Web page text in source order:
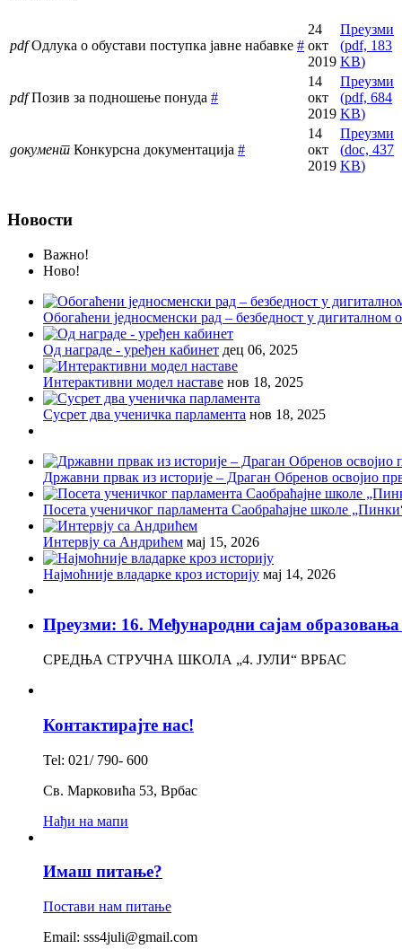
pdf Одлука о обустави поступка јавне набавке #
24
окт
2019
Преузми
(pdf, 183
KB)
pdf Позив за подношење понуда #
14
окт
2019
Преузми
(pdf, 684
KB)
документ Конкурсна документација #
14
окт
2019
Преузми
(doc, 437
KB)
Новости
Важно!
Ново!
Обогаћени једносменски рад – безбедност у дигиталном
Од награде - уређен кабинет дец 06, 2025
Интерактивни модел наставе нов 18, 2025
Сусрет два ученичка парламента нов 18, 2025
Државни првак из историје – Драган Обренов освојио
Посета ученичког парламента Саобраћајне школе
Интервју са Андрићем мај 15, 2026
Најмоћније владарке кроз историју мај 14, 2026
Преузми: 16. Међународни сајам
СРЕДЊА СТРУЧНА ШКОЛА „4. ЈУЛИ“ ВРБАС
Контактирајте нас!
Tel: 021/ 790- 600
Св. Марковића 53, Врбас
Нађи на мапи
Имаш питање?
Постави нам питање
Email: sss4juli@gmail.com